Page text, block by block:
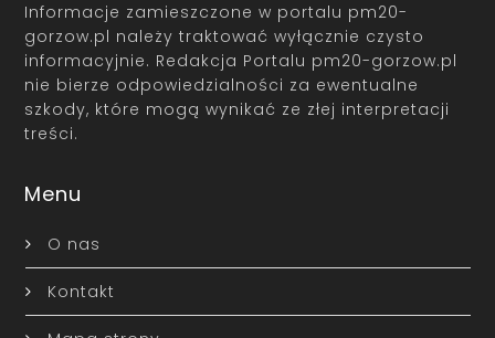
Informacje zamieszczone w portalu pm20-
gorzow.pl należy traktować wyłącznie czysto
informacyjnie. Redakcja Portalu pm20-gorzow.pl
nie bierze odpowiedzialności za ewentualne
szkody, które mogą wynikać ze złej interpretacji
treści.
Menu
O nas
Kontakt